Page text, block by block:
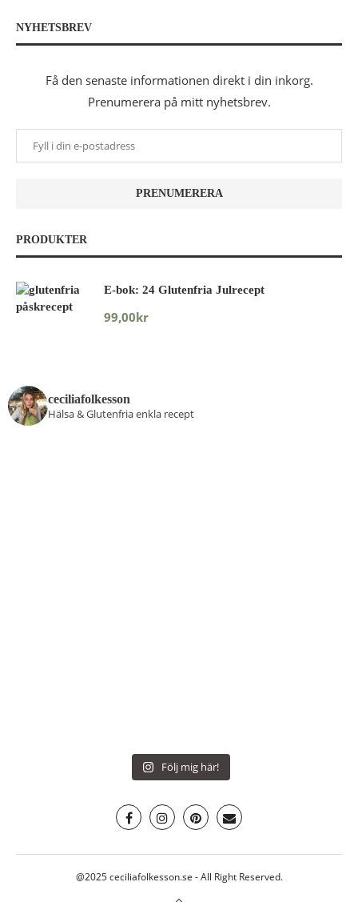
NYHETSBREV
Få den senaste informationen direkt i din inkorg.
Prenumerera på mitt nyhetsbrev.
PRODUKTER
E-bok: 24 Glutenfria Julrecept
99,00kr
ceciliafolkesson
Hälsa & Glutenfria enkla recept
Följ mig här!
@2025 ceciliafolkesson.se - All Right Reserved.